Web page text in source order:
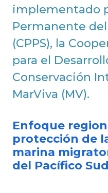
implementado
Permanente
(CPPS), la
para el
Conservación
MarViva (MV).
Enfoque
protección de
marina
del Pacífico